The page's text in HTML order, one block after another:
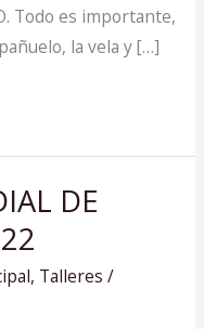
Todo es importante,
la vela y […]
DE
, Talleres /